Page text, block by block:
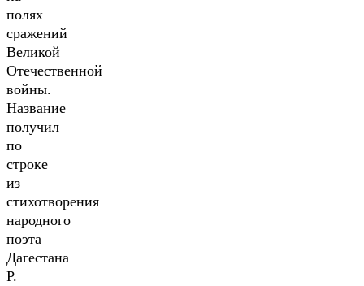
полях
сражений
Великой
Отечественной
войны.
Название
получил
по
строке
из
стихотворения
народного
поэта
Дагестана
Р.